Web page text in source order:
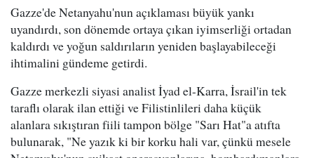
Gazze'de Netanyahu'nun açıklaması büyük yankı
uyandırdı, son dönemde ortaya çıkan iyimserliği ortadan
kaldırdı ve yoğun saldırıların yeniden başlayabileceği
ihtimalini gündeme getirdi.
Gazze merkezli siyasi analist İyad el-Karra, İsrail'in tek
taraflı olarak ilan ettiği ve Filistinlileri daha küçük
alanlara sıkıştıran fiili tampon bölge "Sarı Hat"a atıfta
bulunarak, "Ne yazık ki bir korku hali var, çünkü mesele